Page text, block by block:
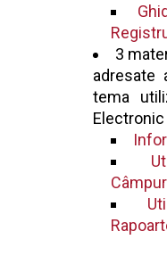
3
adresate
tema
Electronic